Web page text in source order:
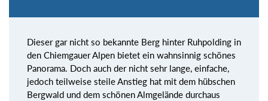
Dieser gar nicht so bekannte Berg hinter Ruhpolding in
den Chiemgauer Alpen bietet ein wahnsinnig schönes
Panorama. Doch auch der nicht sehr lange, einfache,
jedoch teilweise steile Anstieg hat mit dem hübschen
Bergwald und dem schönen Almgelände durchaus